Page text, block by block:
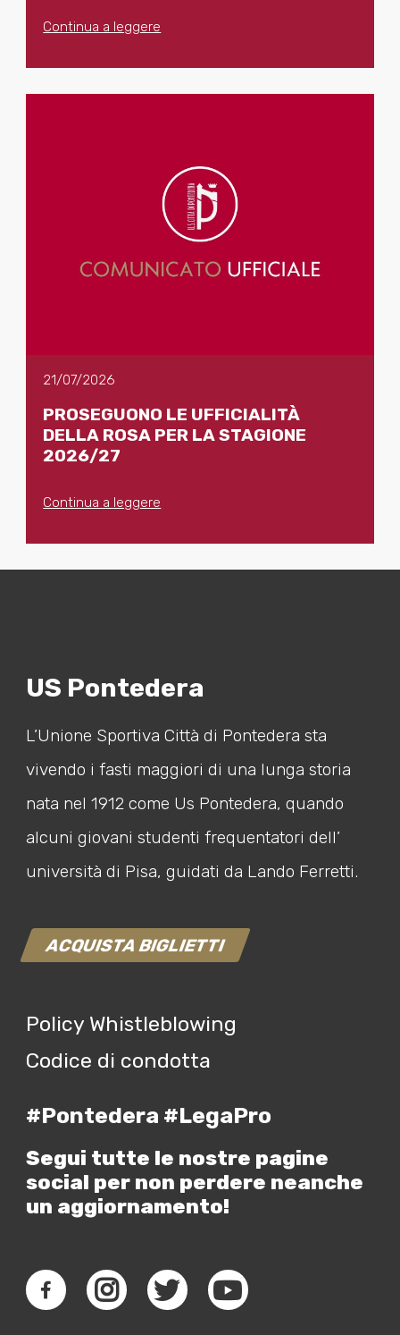
Continua a leggere
21/07/2026
PROSEGUONO LE UFFICIALITÀ
DELLA ROSA PER LA STAGIONE
2026/27
Continua a leggere
US Pontedera
L’Unione Sportiva Città di Pontedera sta
vivendo i fasti maggiori di una lunga storia
nata nel 1912 come Us Pontedera, quando
alcuni giovani studenti frequentatori dell’
università di Pisa, guidati da Lando Ferretti.
ACQUISTA BIGLIETTI
Policy Whistleblowing
Codice di condotta
#Pontedera #LegaPro
Segui tutte le nostre pagine
social per non perdere neanche
un aggiornamento!